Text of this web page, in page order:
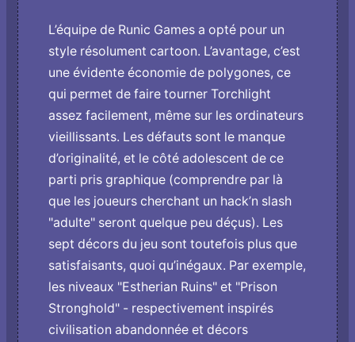
L’équipe de Runic Games a opté pour un
style résolument cartoon. L’avantage, c’est
une évidente économie de polygones, ce
qui permet de faire tourner Torchlight
assez facilement, même sur les ordinateurs
vieillissants. Les défauts sont le manque
d’originalité, et le côté adolescent de ce
parti pris graphique (comprendre par là
que les joueurs cherchant un hack’n slash
"adulte" seront quelque peu déçus). Les
sept décors du jeu sont toutefois plus que
satisfaisants, quoi qu’inégaux. Par exemple,
les niveaux "Estherian Ruins" et "Prison
Stronghold" - respectivement inspirés
civilisation abandonnée et décors